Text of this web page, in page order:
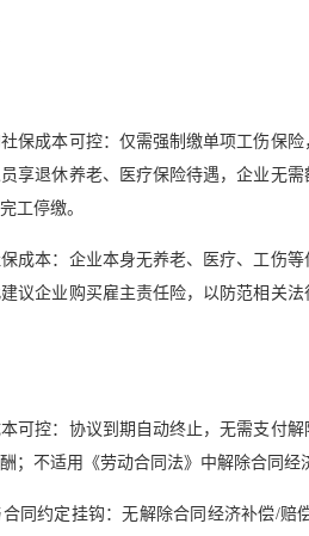
保成本可控：仅需强制缴单项工伤保
享退休养老、医疗保险待遇，企业无
工停缴。
成本：企业本身无养老、医疗、工伤
议企业购买雇主责任险，以防范相关
可控：协议到期自动终止，无需支付
；不适用《劳动合同法》中解除合同经
同约定挂钩：无解除合同经济补偿/